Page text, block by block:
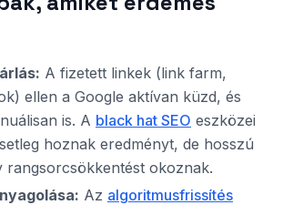
A fizetett linkek (link farm,
ellen a Google aktívan küzd, és
is. A black hat SEO eszközei
hoznak eredményt, de hosszú
rangsorcsökkentést okoznak.
Az algoritmusfrissítés